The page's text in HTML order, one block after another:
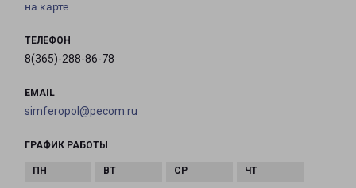
на карте
ТЕЛЕФОН
8(365)-288-86-78
EMAIL
simferopol@pecom.ru
ГРАФИК РАБОТЫ